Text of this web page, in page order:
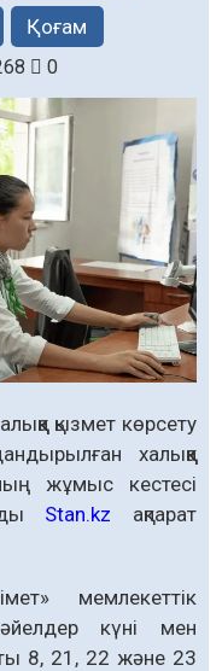
Қоғам
0
қызмет көрсету
халыққа
жұмыс кестесі
Stan.kz ақпарат
мемлекеттік
күні мен
8, 21, 22 және 23